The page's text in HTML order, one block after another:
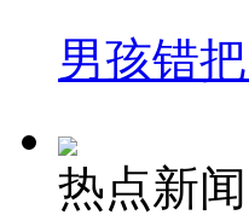
男孩错
热点新闻